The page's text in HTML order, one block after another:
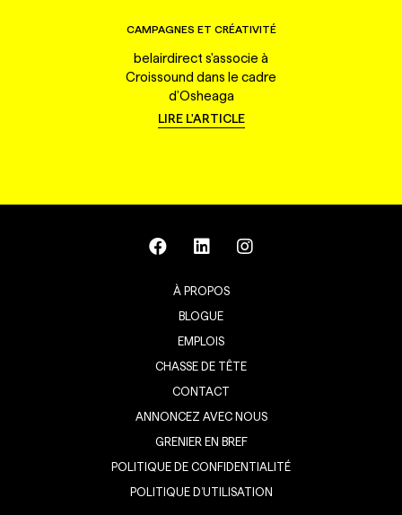
CAMPAGNES ET CRÉATIVITÉ
belairdirect s'associe à
Croissound dans le cadre
d'Osheaga
LIRE L'ARTICLE
À PROPOS
BLOGUE
EMPLOIS
CHASSE DE TÊTE
CONTACT
ANNONCEZ AVEC NOUS
GRENIER EN BREF
POLITIQUE DE CONFIDENTIALITÉ
POLITIQUE D’UTILISATION